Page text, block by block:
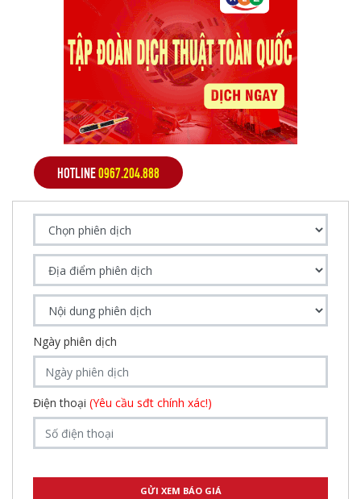
HOTLINE0967.204.888
Ngày phiên dịch
Điện thoại (Yêu cầu sđt chính xác!)